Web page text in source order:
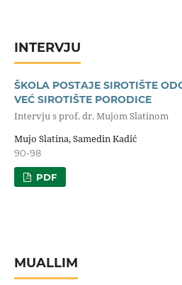
INTERVJU
ŠKOLA POSTAJE SIROTIŠTE
VEĆ SIROTIŠTE PORODICE
Intervju s prof. dr. Mujom Slatinom
Mujo Slatina, Samedin Kadić
90-98
PDF
MUALLIM